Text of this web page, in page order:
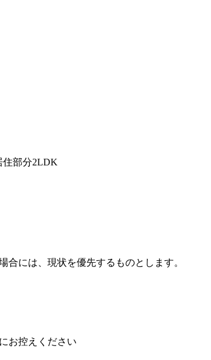
住部分2LDK
には、現状を優先するものとします。
お控えください